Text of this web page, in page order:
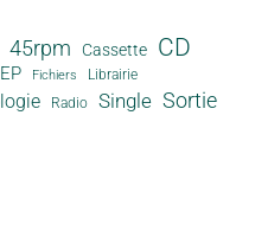
45rpm Cassette CD
EP Fichiers Librairie
Radio Single Sortie